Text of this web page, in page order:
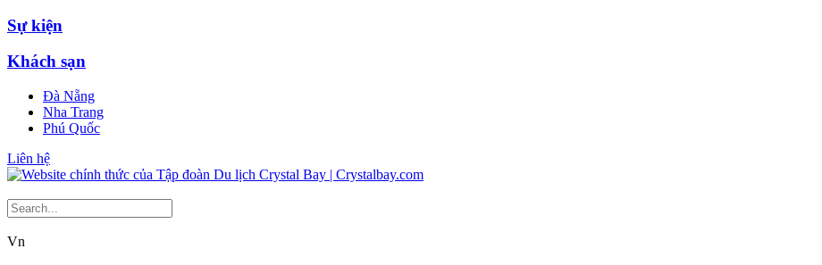
Sự kiện
Khách sạn
Đà Nẵng
Nha Trang
Phú Quốc
Liên hệ
Vn